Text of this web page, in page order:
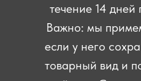
течение 14 дней
Важно: мы
если у него
товарный вид и